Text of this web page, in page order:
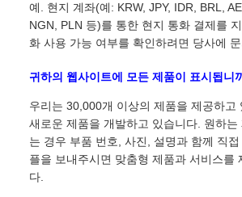
예. 현지 계좌(예: KRW, JPY, IDR, BRL,
NGN, PLN 등)를 통한 현지 통화 결제를
화 사용 가능 여부를 확인하려면 당사에
귀하의 웹사이트에 모든 제품이 표시됩니
우리는 30,000개 이상의 제품을 제공하고
새로운 제품을 개발하고 있습니다. 원하는
는 경우 부품 번호, 사진, 설명과 함께 직
플을 보내주시면 맞춤형 제품과 서비스를
다.